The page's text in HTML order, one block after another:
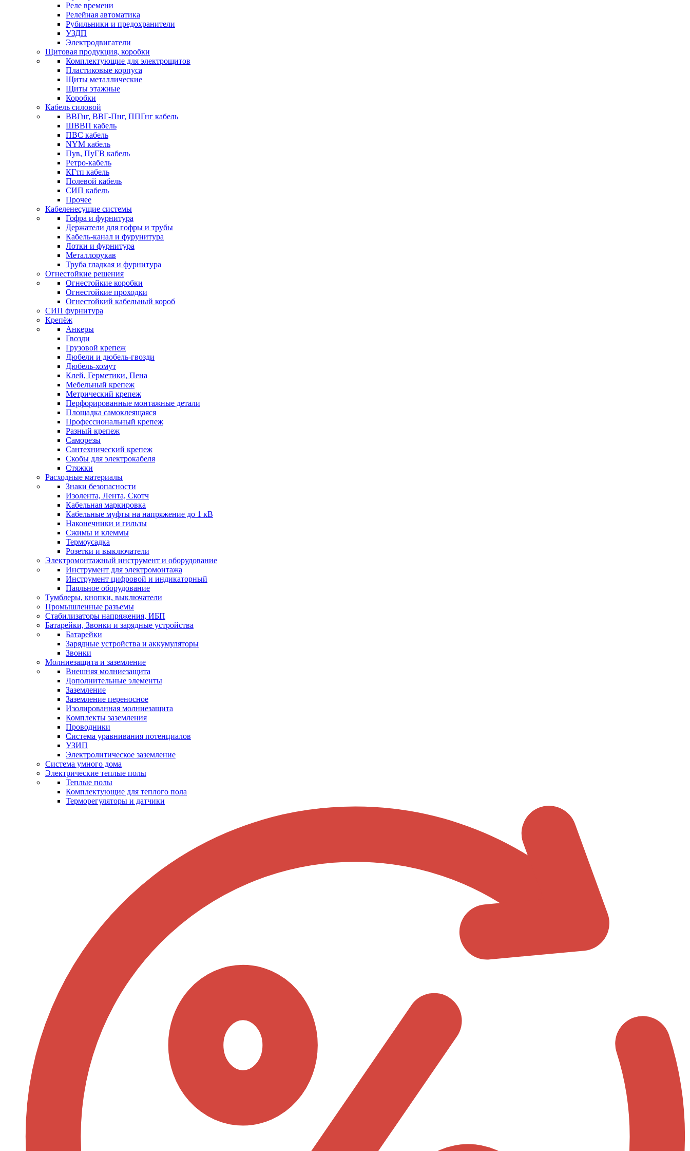
Реле времени
Релейная автоматика
Рубильники и предохранители
УЗДП
Электродвигатели
Щитовая продукция, коробки
Комплектующие для электрощитов
Пластиковые корпуса
Щиты металлические
Щиты этажные
Коробки
Кабель силовой
ВВГнг, ВВГ-Пнг, ППГнг кабель
ШВВП кабель
ПВС кабель
NYM кабель
Пув, ПуГВ кабель
Ретро-кабель
КГтп кабель
Полевой кабель
СИП кабель
Прочее
Кабеленесущие системы
Гофра и фурнитура
Держатели для гофры и трубы
Кабель-канал и фурунитура
Лотки и фурнитура
Металлорукав
Труба гладкая и фурнитура
Огнестойкие решения
Огнестойкие коробки
Огнестойкие проходки
Огнестойкий кабельный короб
СИП фурнитура
Крепёж
Анкеры
Гвозди
Грузовой крепеж
Дюбели и дюбель-гвозди
Дюбель-хомут
Клей, Герметики, Пена
Мебельный крепеж
Метрический крепеж
Перфорированные монтажные детали
Площадка самоклеящаяся
Профессиональный крепеж
Разный крепеж
Саморезы
Сантехнический крепеж
Скобы для электрокабеля
Стяжки
Расходные материалы
Знаки безопасности
Изолента, Лента, Скотч
Кабельная маркировка
Кабельные муфты на напряжение до 1 кВ
Наконечники и гильзы
Сжимы и клеммы
Термоусадка
Розетки и выключатели
Электромонтажный инструмент и оборудование
Инструмент для электромонтажа
Инструмент цифровой и индикаторный
Паяльное оборудование
Тумблеры, кнопки, выключатели
Промышленные разъемы
Стабилизаторы напряжения, ИБП
Батарейки, Звонки и зарядные устройства
Батарейки
Зарядные устройства и аккумуляторы
Звонки
Молниезащита и заземление
Внешняя молниезащита
Дополнительные элементы
Заземление
Заземление переносное
Изолированная молниезащита
Комплекты заземления
Проводники
Система уравнивания потенциалов
УЗИП
Электролитическое заземление
Система умного дома
Электрические теплые полы
Теплые полы
Комплектующие для теплого пола
Терморегуляторы и датчики